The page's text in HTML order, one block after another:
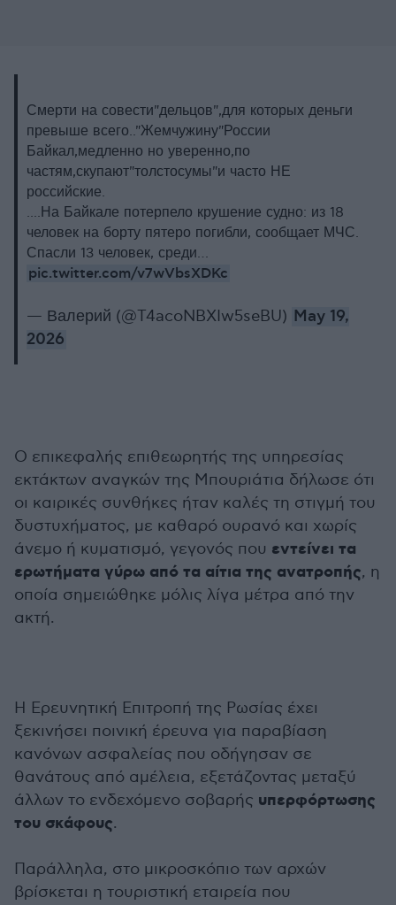
Смерти на совести"дельцов",для которых деньги
превыше всего.."Жемчужину"России
Байкал,медленно но уверенно,по
частям,скупают"толстосумы"и часто НЕ
российские.
....На Байкале потерпело крушение судно: из 18
человек на борту пятеро погибли, сообщает МЧС.
Спасли 13 человек, среди…
pic.twitter.com/v7wVbsXDKc
— Валерий (@T4acoNBXIw5seBU) May 19,
2026
Ο επικεφαλής επιθεωρητής της υπηρεσίας
εκτάκτων αναγκών της Μπουριάτια δήλωσε ότι
οι καιρικές συνθήκες ήταν καλές τη στιγμή του
δυστυχήματος, με καθαρό ουρανό και χωρίς
άνεμο ή κυματισμό, γεγονός που εντείνει τα
ερωτήματα γύρω από τα αίτια της ανατροπής, η
οποία σημειώθηκε μόλις λίγα μέτρα από την
ακτή.
Η Ερευνητική Επιτροπή της Ρωσίας έχει
ξεκινήσει ποινική έρευνα για παραβίαση
κανόνων ασφαλείας που οδήγησαν σε
θανάτους από αμέλεια, εξετάζοντας μεταξύ
άλλων το ενδεχόμενο σοβαρής υπερφόρτωσης
του σκάφους.
Παράλληλα, στο μικροσκόπιο των αρχών
βρίσκεται η τουριστική εταιρεία που